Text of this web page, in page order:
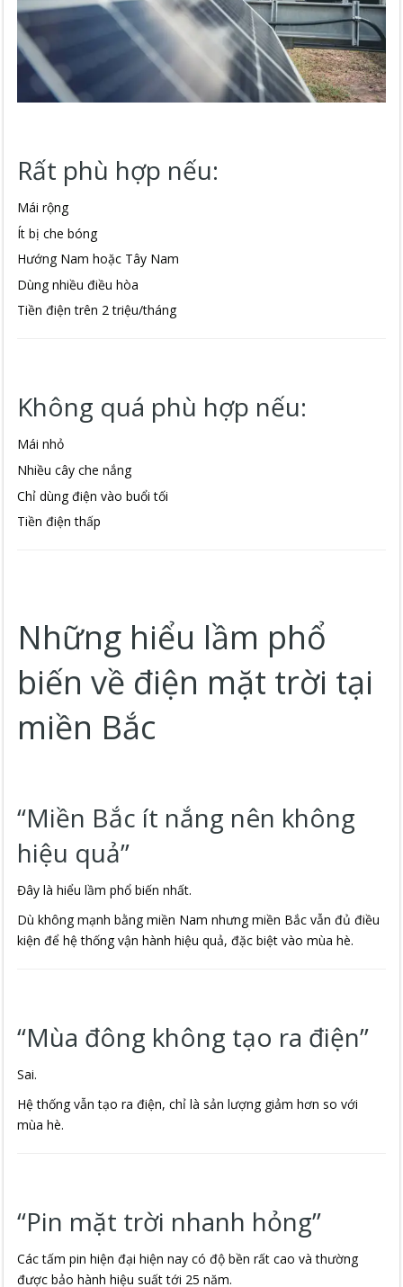
Rất phù hợp nếu:
Mái rộng
Ít bị che bóng
Hướng Nam hoặc Tây Nam
Dùng nhiều điều hòa
Tiền điện trên 2 triệu/tháng
Không quá phù hợp nếu:
Mái nhỏ
Nhiều cây che nắng
Chỉ dùng điện vào buổi tối
Tiền điện thấp
Những hiểu lầm phổ
biến về điện mặt trời tại
miền Bắc
“Miền Bắc ít nắng nên không
hiệu quả”
Đây là hiểu lầm phổ biến nhất.
Dù không mạnh bằng miền Nam nhưng miền Bắc vẫn đủ điều
kiện để hệ thống vận hành hiệu quả, đặc biệt vào mùa hè.
“Mùa đông không tạo ra điện”
Sai.
Hệ thống vẫn tạo ra điện, chỉ là sản lượng giảm hơn so với
mùa hè.
“Pin mặt trời nhanh hỏng”
Các tấm pin hiện đại hiện nay có độ bền rất cao và thường
được bảo hành hiệu suất tới 25 năm.